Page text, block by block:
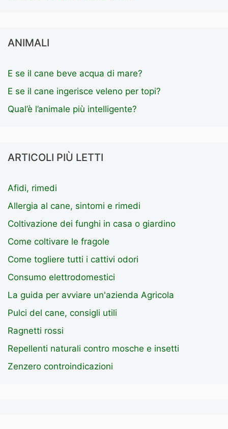
ANIMALI
E se il cane beve acqua di mare?
E se il cane ingerisce veleno per topi?
Qual’è l’animale più intelligente?
ARTICOLI PIÙ LETTI
Afidi, rimedi
Allergia al cane, sintomi e rimedi
Coltivazione dei funghi in casa o giardino
Come coltivare le fragole
Come togliere tutti i cattivi odori
Consumo elettrodomestici
La guida per avviare un'azienda Agricola
Pulci del cane, consigli utili
Ragnetti rossi
Repellenti naturali contro mosche e insetti
Zenzero controindicazioni